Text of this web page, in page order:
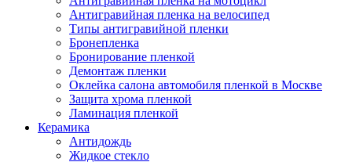
Антигравийная пленка на велосипед
Типы антигравийной пленки
Бронепленка
Бронирование пленкой
Демонтаж пленки
Оклейка салона автомобиля пленкой в Москве
Защита хрома пленкой
Ламинация пленкой
Керамика
Антидождь
Жидкое стекло